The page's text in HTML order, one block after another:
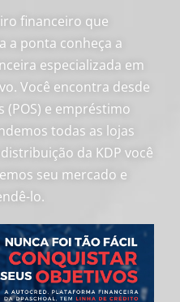
financeiro que
a ponta conheça a
especializada em
Você encontra desde
e empréstimo
todas as lojas
da KDP você
seu mercado e
lo.